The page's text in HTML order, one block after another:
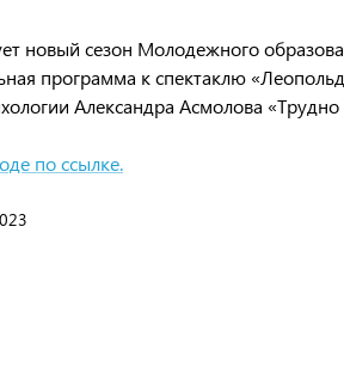
новый сезон Молодежного
программа к спектаклю
Александра Асмолова
по ссылке.